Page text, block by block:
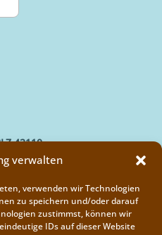
verwalten
verwenden wir Technologien
zu speichern und/oder darauf
zustimmst, können wir
IDs auf dieser Website
42110
0000